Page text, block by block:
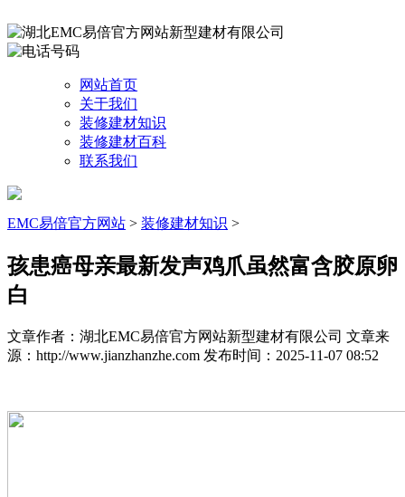
网站首页
关于我们
装修建材知识
装修建材百科
联系我们
EMC易倍官方网站 > 装修建材知识 >
孩患癌母亲最新发声鸡爪虽然富含胶原卵
白
文章作者：湖北EMC易倍官方网站新型建材有限公司 文章来
源：http://www.jianzhanzhe.com 发布时间：2025-11-07 08:52